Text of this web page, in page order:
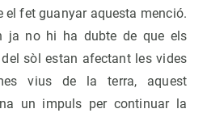
el fet guanyar aquesta menció.
ja no hi ha dubte de que els
sòl estan afectant les vides
vius de la terra, aquest
un impuls per continuar la